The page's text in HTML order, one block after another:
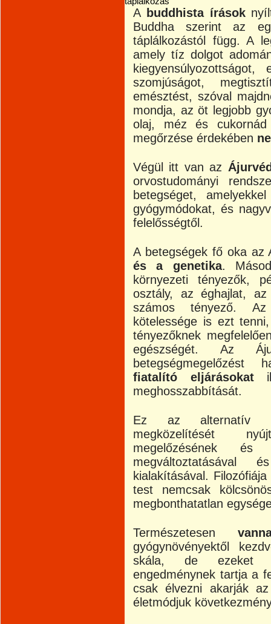
A buddhista írások
Buddha szerint az
táplálkozástól függ. A
amely tíz dolgot
szomjúságot,
emésztést, szóval
mondja, az öt legjobb
olaj, méz és
megőrzése érdekében
Végül itt van az
orvostudományi
betegséget,
gyógymódokat, és
felelősségtől.
A betegségek fő oka
és a genetika.
környezeti tényezők,
osztály, az éghajlat,
számos tényező.
kötelessége is ezt
tényezőknek
egészségét. Az
fiatalító eljárásokat
meghosszabbítását.
Ez az alternatív
megközelítését
megelőzésének
megváltoztatásával
kialakításával.
test nemcsak
megbonthatatlan
Természetesen
gyógynövényektől
skála, de ezeket
engedménynek tartja a
csak élvezni akarják
életmódjuk